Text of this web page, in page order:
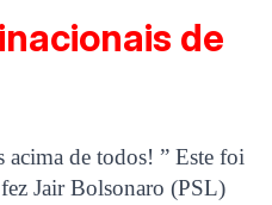
de
acima de todos! ” Este foi
Jair Bolsonaro (PSL)